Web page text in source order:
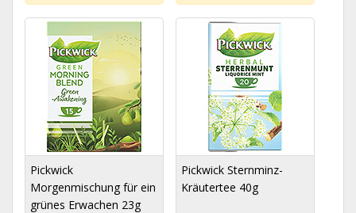
Pickwick
Morgenmischung für ein
grünes Erwachen 23g
Pickwick Sternminz-
Kräutertee 40g